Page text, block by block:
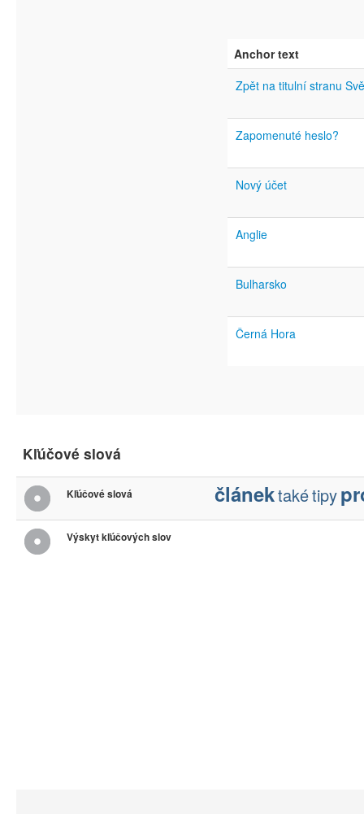
Anchor text
Zpět na titulní stranu
Zapomenuté heslo?
Nový účet
Anglie
Bulharsko
Černá Hora
Kľúčové slová
Kľúčové slová článektakétipy
Výskyt kľúčových slov